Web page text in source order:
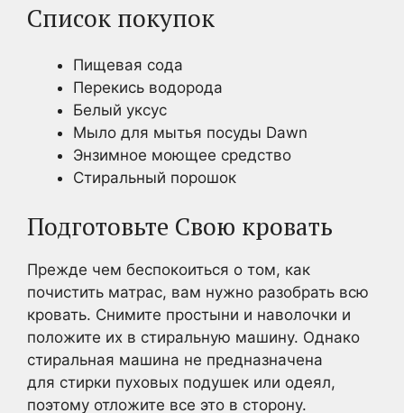
Список покупок
Пищевая сода
Перекись водорода
Белый уксус
Мыло для мытья посуды Dawn
Энзимное моющее средство
Стиральный порошок
Подготовьте Свою кровать
Прежде чем беспокоиться о том, как
почистить матрас, вам нужно разобрать всю
кровать. Снимите простыни и наволочки и
положите их в стиральную машину. Однако
стиральная машина не предназначена
для стирки пуховых подушек или одеял,
поэтому отложите все это в сторону.